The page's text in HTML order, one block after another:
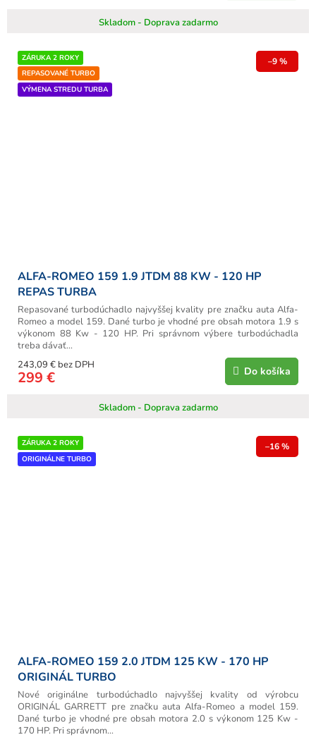
Skladom - Doprava zadarmo
ZÁRUKA 2 ROKY
REPASOVANÉ TURBO
VÝMENA STREDU TURBA
–9 %
ALFA-ROMEO 159 1.9 JTDM 88 KW - 120 HP
REPAS TURBA
Skladom - Doprava zadarmo
243,09 € bez DPH
299 € Do košíka
Repasované turbodúchadlo najvyššej kvality pre značku auta Alfa-
Romeo a model 159. Dané turbo je vhodné pre obsah motora 1.9 s
výkonom 88 Kw - 120 HP. Pri správnom výbere turbodúchadla
treba dávať...
ZÁRUKA 2 ROKY
ORIGINÁLNE TURBO
–16 %
ALFA-ROMEO 159 2.0 JTDM 125 KW - 170 HP
ORIGINÁL TURBO
Nové originálne turbodúchadlo najvyššej kvality od výrobcu
ORIGINÁL GARRETT pre značku auta Alfa-Romeo a model 159.
Dané turbo je vhodné pre obsah motora 2.0 s výkonom 125 Kw -
170 HP. Pri správnom...